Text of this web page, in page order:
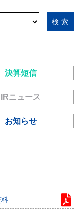
決算短信
IRニュース
お知らせ
料